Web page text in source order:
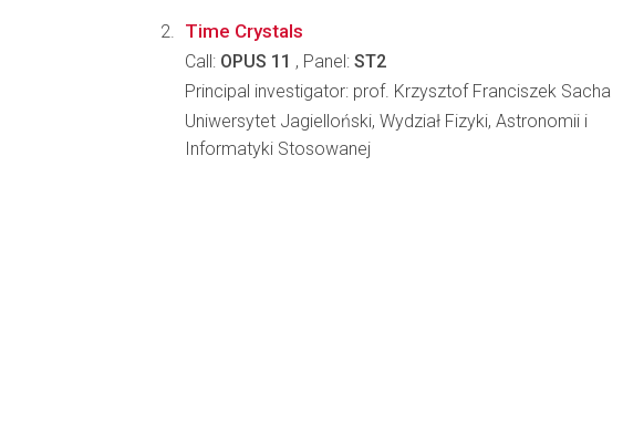
Time Crystals
Call: OPUS 11 , Panel: ST2
Principal investigator: prof. Krzysztof Franciszek Sacha
Uniwersytet Jagielloński, Wydział Fizyki, Astronomii i
Informatyki Stosowanej